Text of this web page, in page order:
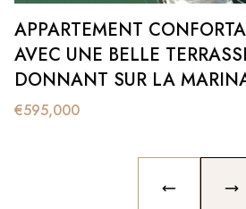
APPARTEMENT
AVEC UNE BELLE
DONNANT SUR LA
PORT DE SOTOGRANDE.
€595,000
PREVIOUS